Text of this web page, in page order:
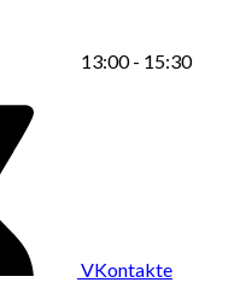
13:00 - 15:30
VKontakte